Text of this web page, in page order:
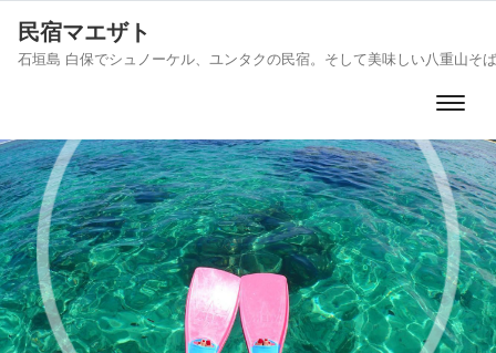
民宿マエザト
石垣島 白保でシュノーケル、ユンタクの民宿。そして美味しい八重山そ